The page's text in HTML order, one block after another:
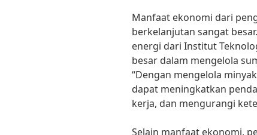
Manfaat ekonomi dari
berkelanjutan sangat
energi dari Institut
besar dalam mengelola
“Dengan mengelola
dapat meningkatkan
kerja, dan mengurangi
Selain manfaat ekonomi,